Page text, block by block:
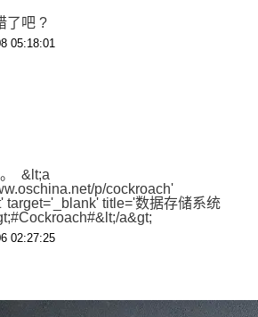
了吧 ?
05:18:01
&lt;a
p/cockroach'
target='_blank' title='数据存储系统
a&gt;
02:27:25